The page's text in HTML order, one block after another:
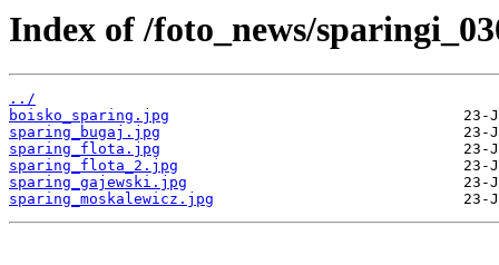
Index of /foto_news/
../
boisko_sparing.jpg
sparing_bugaj.jpg
sparing_flota.jpg
sparing_flota_2.jpg
sparing_gajewski.jpg
sparing_moskalewicz.jpg